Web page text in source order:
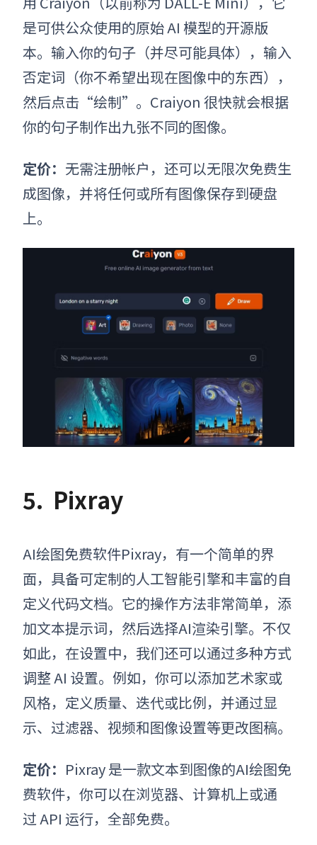
是可供公众使用的原始 AI 模型的开源版
本。输入你的句子（并尽可能具体），输入
否定词（你不希望出现在图像中的东西），
然后点击“绘制”。Craiyon 很快就会根据
你的句子制作出九张不同的图像。
定价： 无需注册帐户，还可以无限次免费生
成图像，并将任何或所有图像保存到硬盘
上。
5. Pixray
AI绘图免费软件Pixray， 有一个简单的界
面，具备可定制的人工智能引擎和丰富的自
定义代码文档。 它的操作方法非常简单，添
加文本提示词，然后选择AI渲染引擎。 不仅
如此，在设置中，我们还可以通过多种方式
调整 AI 设置。例如，你可以添加艺术家或
风格，定义质量、迭代或比例，并通过显
示、过滤器、视频和图像设置等更改图稿。
定价： Pixray 是一款文本到图像的AI绘图免
费软件，你可以在浏览器、计算机上或通
过 API 运行，全部免费。